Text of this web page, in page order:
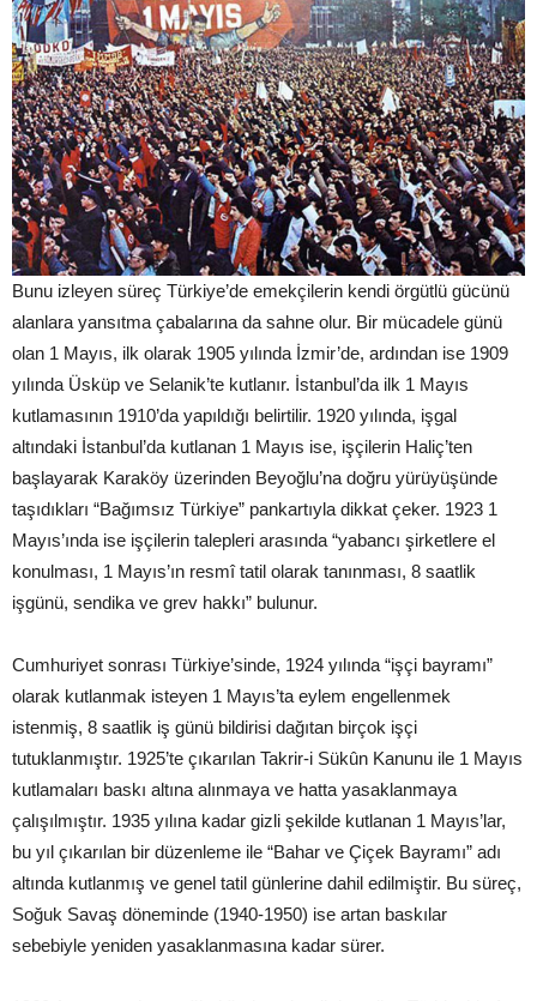
Bunu izleyen süreç Türkiye’de emekçilerin kendi örgütlü gücünü
alanlara yansıtma çabalarına da sahne olur. Bir mücadele günü
olan 1 Mayıs, ilk olarak 1905 yılında İzmir’de, ardından ise 1909
yılında Üsküp ve Selanik’te kutlanır. İstanbul’da ilk 1 Mayıs
kutlamasının 1910’da yapıldığı belirtilir. 1920 yılında, işgal
altındaki İstanbul’da kutlanan 1 Mayıs ise, işçilerin Haliç’ten
başlayarak Karaköy üzerinden Beyoğlu’na doğru yürüyüşünde
taşıdıkları “Bağımsız Türkiye” pankartıyla dikkat çeker. 1923 1
Mayıs’ında ise işçilerin talepleri arasında “yabancı şirketlere el
konulması, 1 Mayıs’ın resmî tatil olarak tanınması, 8 saatlik
işgünü, sendika ve grev hakkı” bulunur.
Cumhuriyet sonrası Türkiye’sinde, 1924 yılında “işçi bayramı”
olarak kutlanmak isteyen 1 Mayıs’ta eylem engellenmek
istenmiş, 8 saatlik iş günü bildirisi dağıtan birçok işçi
tutuklanmıştır. 1925’te çıkarılan Takrir-i Sükûn Kanunu ile 1 Mayıs
kutlamaları baskı altına alınmaya ve hatta yasaklanmaya
çalışılmıştır. 1935 yılına kadar gizli şekilde kutlanan 1 Mayıs’lar,
bu yıl çıkarılan bir düzenleme ile “Bahar ve Çiçek Bayramı” adı
altında kutlanmış ve genel tatil günlerine dahil edilmiştir. Bu süreç,
Soğuk Savaş döneminde (1940-1950) ise artan baskılar
sebebiyle yeniden yasaklanmasına kadar sürer.